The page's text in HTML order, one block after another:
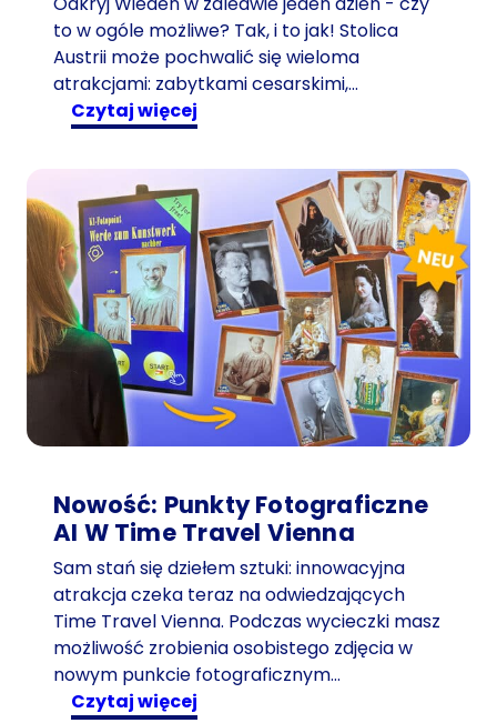
to w ogóle możliwe? Tak, i to jak! Stolica
Austrii może pochwalić się wieloma
atrakcjami: zabytkami cesarskimi,…
czytaj więcej
W
i
e
d
e
ń
w
i
e
i
d
e
a
l
n
y
Nowość: Punkty Fotograficzne
AI W Time Travel Vienna
Sam stań się dziełem sztuki: innowacyjna
atrakcja czeka teraz na odwiedzających
Time Travel Vienna. Podczas wycieczki masz
możliwość zrobienia osobistego zdjęcia w
nowym punkcie fotograficznym…
czytaj więcej